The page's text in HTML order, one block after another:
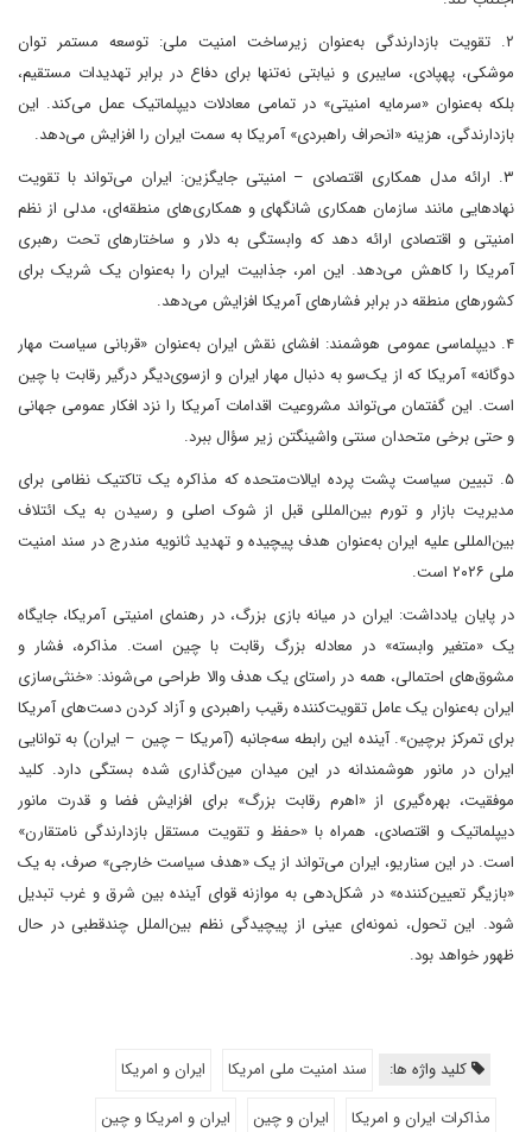
۲. تقویت بازدارندگی به‌عنوان زیرساخت امنیت ملی: توسعه مستمر توان
موشکی، پهپادی، سایبری و نیابتی نه‌تنها برای دفاع در برابر تهدیدات مستقیم،
بلکه به‌عنوان «سرمایه امنیتی» در تمامی معادلات دیپلماتیک عمل می‌کند. این
بازدارندگی، هزینه «انحراف راهبردی» آمریکا به سمت ایران را افزایش می‌دهد.
۳. ارائه مدل همکاری اقتصادی – امنیتی جایگزین: ایران می‌تواند با تقویت
نهادهایی مانند سازمان همکاری شانگهای و همکاری‌های منطقه‌ای، مدلی از نظم
امنیتی و اقتصادی ارائه دهد که وابستگی به دلار و ساختارهای تحت رهبری
آمریکا را کاهش می‌دهد. این امر، جذابیت ایران را به‌عنوان یک شریک برای
کشورهای منطقه در برابر فشارهای آمریکا افزایش می‌دهد.
۴. دیپلماسی عمومی هوشمند: افشای نقش ایران به‌عنوان «قربانی سیاست مهار
دوگانه» آمریکا که از یک‌سو به دنبال مهار ایران و ازسوی‌دیگر درگیر رقابت با چین
است. این گفتمان می‌تواند مشروعیت اقدامات آمریکا را نزد افکار عمومی جهانی
و حتی برخی متحدان سنتی واشینگتن زیر سؤال ببرد.
۵. تبیین سیاست پشت پرده ایالات‌متحده که مذاکره یک تاکتیک نظامی برای
مدیریت بازار و تورم بین‌المللی قبل از شوک اصلی و رسیدن به یک ائتلاف
بین‌المللی علیه ایران به‌عنوان هدف پیچیده و تهدید ثانویه مندرج در سند امنیت
ملی ۲۰۲۶ است.
در پایان یادداشت: ایران در میانه بازی بزرگ، در رهنمای امنیتی آمریکا، جایگاه
یک «متغیر وابسته» در معادله بزرگ رقابت با چین است. مذاکره، فشار و
مشوق‌های احتمالی، همه در راستای یک هدف والا طراحی می‌شوند: «خنثی‌سازی
ایران به‌عنوان یک عامل تقویت‌کننده رقیب راهبردی و آزاد کردن دست‌های آمریکا
برای تمرکز برچین». آینده این رابطه سه‌جانبه (آمریکا – چین – ایران) به توانایی
ایران در مانور هوشمندانه در این میدان مین‌گذاری شده بستگی دارد. کلید
موفقیت، بهره‌گیری از «اهرم رقابت بزرگ» برای افزایش فضا و قدرت مانور
دیپلماتیک و اقتصادی، همراه با «حفظ و تقویت مستقل بازدارندگی نامتقارن»
است. در این سناریو، ایران می‌تواند از یک «هدف سیاست خارجی» صرف، به یک
«بازیگر تعیین‌کننده» در شکل‌دهی به موازنه قوای آینده بین شرق و غرب تبدیل
شود. این تحول، نمونه‌ای عینی از پیچیدگی نظم بین‌الملل چندقطبی در حال
ظهور خواهد بود.
کلید واژه ها: سند امنیت ملی امریکا
ایران و امریکا
مذاکرات ایران و امریکا
ایران و چین
ایران و امریکا و چین